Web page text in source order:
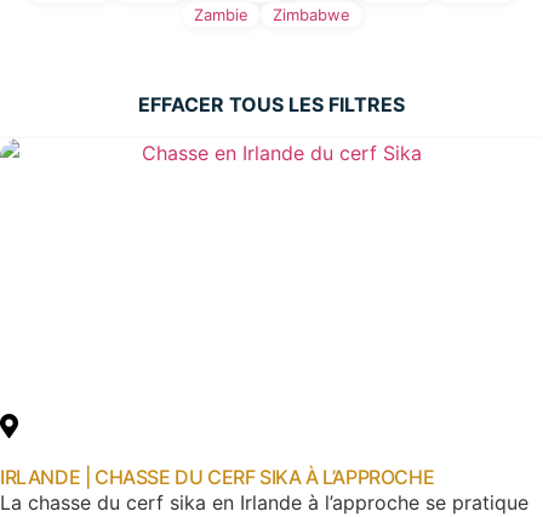
Zambie
Zimbabwe
EFFACER TOUS LES FILTRES
IRLANDE | CHASSE DU CERF SIKA À L’APPROCHE
La chasse du cerf sika en Irlande à l’approche se pratique